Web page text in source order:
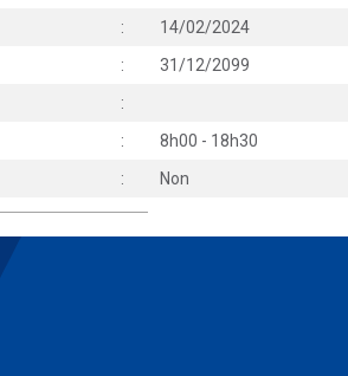
:
14/02/2024
:
31/12/2099
:
:
8h00 - 18h30
: Non